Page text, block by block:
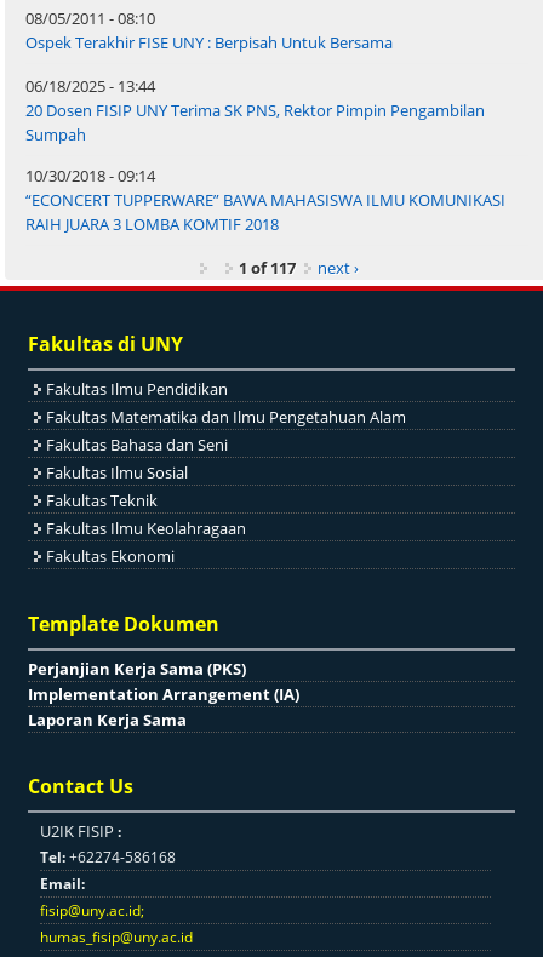
08/05/2011 - 08:10
Ospek Terakhir FISE UNY : Berpisah Untuk Bersama
06/18/2025 - 13:44
20 Dosen FISIP UNY Terima SK PNS, Rektor Pimpin Pengambilan
Sumpah
10/30/2018 - 09:14
“ECONCERT TUPPERWARE” BAWA MAHASISWA ILMU KOMUNIKASI
RAIH JUARA 3 LOMBA KOMTIF 2018
1 of 117
next ›
Fakultas di UNY
Fakultas Ilmu Pendidikan
Fakultas Matematika dan Ilmu Pengetahuan Alam
Fakultas Bahasa dan Seni
Fakultas Ilmu Sosial
Fakultas Teknik
Fakultas Ilmu Keolahragaan
Fakultas Ekonomi
Template Dokumen
Perjanjian Kerja Sama (PKS)
Implementation Arrangement (IA)
Laporan Kerja Sama
Contact Us
U2IK FISIP :
Tel:+62274-586168
Email:
fisip@uny.ac.id;
humas_fisip@uny.ac.id